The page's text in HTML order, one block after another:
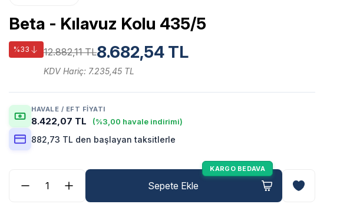
Beta - Kılavuz Kolu 435/5
%33 12.882,11 TL8.682,54 TL
KDV Hariç: 7.235,45 TL
HAVALE / EFT FIYATI
8.422,07 TL (%3,00 havale indirimi)
882,73 TL den başlayan taksitlerle
KARGO BEDAVA
Sepete Ekle